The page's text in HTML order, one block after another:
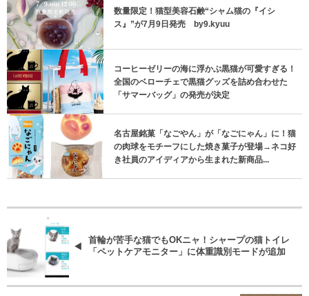
数量限定！猫型美容石鹸“シャム猫の『イシ
ス』”が7月9日発売 by9.kyuu
コーヒーゼリーの海に浮かぶ黒猫が可愛すぎる！
全国のベローチェで黒猫グッズを詰め合わせた
「サマーバッグ」の発売が決定
名古屋銘菓「なごやん」が「なごにゃん」に！猫
の肉球をモチーフにした焼き菓子が登場→ネコ好
き社員のアイディアから生まれた新商品...
首輪が苦手な猫でもOKニャ！シャープの猫トイレ
「ペットケアモニター」に体重識別モードが追加